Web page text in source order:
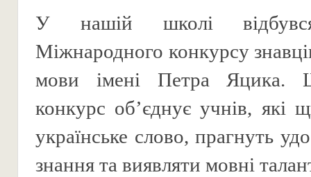
У нашій школі
Міжнародного конкурсу
мови імені Петра Яцика.
конкурс об’єднує учнів, які
українське слово, прагнуть
знання та виявляти мовні